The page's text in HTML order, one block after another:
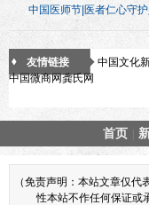
中国医师节|医者仁心守
友情链接 中国文化
中国微商网龚氏网
首页
（免责声明：本站文章仅
性本站不作任何保证或